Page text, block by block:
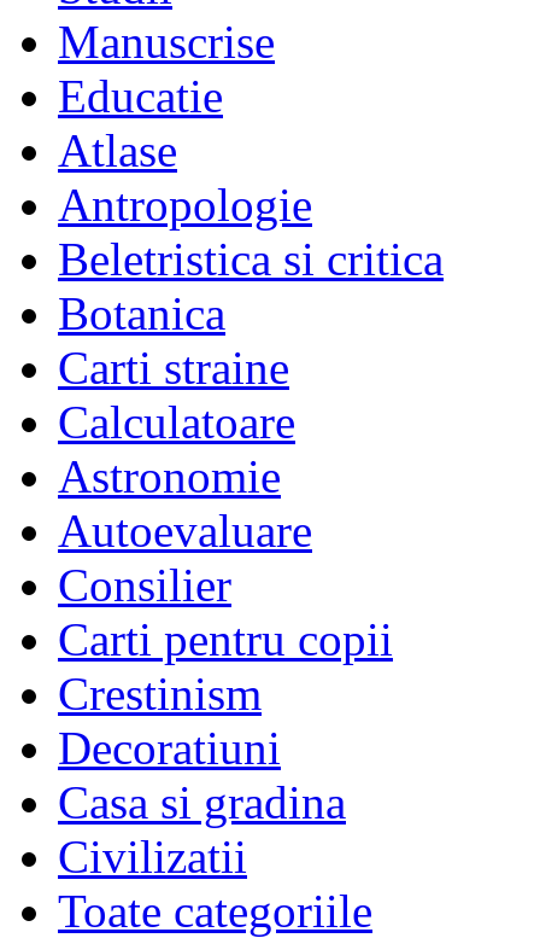
Manuscrise
Educatie
Atlase
Antropologie
Beletristica si critica
Botanica
Carti straine
Calculatoare
Astronomie
Autoevaluare
Consilier
Carti pentru copii
Crestinism
Decoratiuni
Casa si gradina
Civilizatii
Toate categoriile